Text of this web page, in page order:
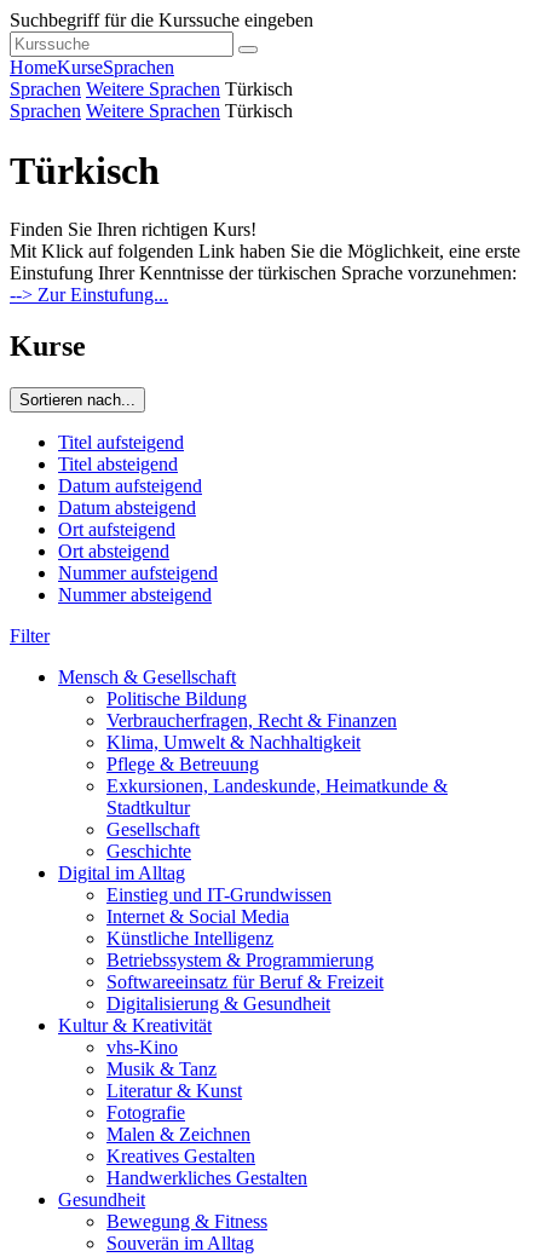
Suchbegriff für die Kurssuche eingeben
HomeKurseSprachen
Sprachen Weitere Sprachen Türkisch
Sprachen Weitere Sprachen Türkisch
Türkisch
Finden Sie Ihren richtigen Kurs!
Mit Klick auf folgenden Link haben Sie die Möglichkeit, eine erste
Einstufung Ihrer Kenntnisse der türkischen Sprache vorzunehmen:
--> Zur Einstufung...
Kurse
Sortieren nach...
Titel aufsteigend
Titel absteigend
Datum aufsteigend
Datum absteigend
Ort aufsteigend
Ort absteigend
Nummer aufsteigend
Nummer absteigend
Filter
Mensch & Gesellschaft
Politische Bildung
Verbraucherfragen, Recht & Finanzen
Klima, Umwelt & Nachhaltigkeit
Pflege & Betreuung
Exkursionen, Landeskunde, Heimatkunde &
Stadtkultur
Gesellschaft
Geschichte
Digital im Alltag
Einstieg und IT-Grundwissen
Internet & Social Media
Künstliche Intelligenz
Betriebssystem & Programmierung
Softwareeinsatz für Beruf & Freizeit
Digitalisierung & Gesundheit
Kultur & Kreativität
vhs-Kino
Musik & Tanz
Literatur & Kunst
Fotografie
Malen & Zeichnen
Kreatives Gestalten
Handwerkliches Gestalten
Gesundheit
Bewegung & Fitness
Souverän im Alltag